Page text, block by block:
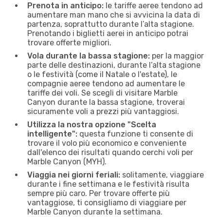
Prenota in anticipo: le tariffe aeree tendono ad
aumentare man mano che si avvicina la data di
partenza, soprattutto durante l’alta stagione.
Prenotando i biglietti aerei in anticipo potrai
trovare offerte migliori.
Vola durante la bassa stagione: per la maggior
parte delle destinazioni, durante l’alta stagione
o le festività (come il Natale o l'estate), le
compagnie aeree tendono ad aumentare le
tariffe dei voli. Se scegli di visitare Marble
Canyon durante la bassa stagione, troverai
sicuramente voli a prezzi più vantaggiosi.
Utilizza la nostra opzione "Scelta
intelligente": questa funzione ti consente di
trovare il volo più economico e conveniente
dall'elenco dei risultati quando cerchi voli per
Marble Canyon (MYH).
Viaggia nei giorni feriali: solitamente, viaggiare
durante i fine settimana e le festività risulta
sempre più caro. Per trovare offerte più
vantaggiose, ti consigliamo di viaggiare per
Marble Canyon durante la settimana.